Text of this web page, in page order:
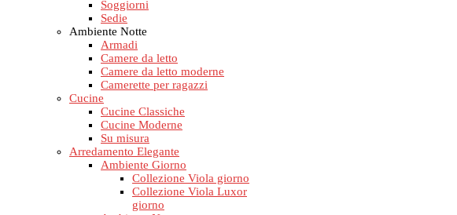
Soggiorni
Sedie
Ambiente Notte
Armadi
Camere da letto
Camere da letto moderne
Camerette per ragazzi
Cucine
Cucine Classiche
Cucine Moderne
Su misura
Arredamento Elegante
Ambiente Giorno
Collezione Viola giorno
Collezione Viola Luxor
giorno